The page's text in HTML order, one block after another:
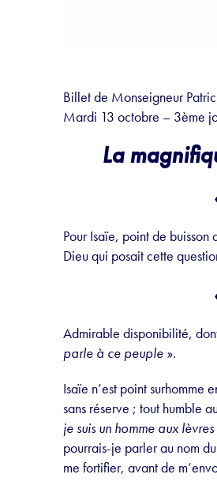
Billet de Monseigneur
Mardi 13 octobre – 3ème
La
Pour Isaïe, point de
Dieu qui posait cette
Admirable disponibilité,
parle à ce peuple ».
Isaïe n’est point surhomme
sans réserve ; tout humble
je suis un homme aux
pourrais-je parler au nom
me fortifier, avant de